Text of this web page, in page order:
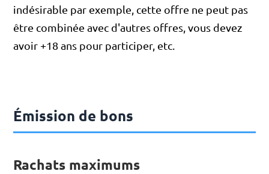
indésirable par exemple, cette offre ne peut pas
être combinée avec d'autres offres, vous devez
avoir +18 ans pour participer, etc.
Émission de bons
Rachats maximums